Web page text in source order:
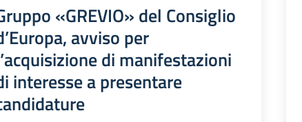
«GREVIO» del Consiglio
avviso per
di manifestazioni
interesse a presentare